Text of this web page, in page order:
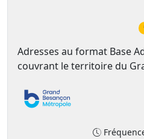
Adresses au format Base
couvrant le territoire du